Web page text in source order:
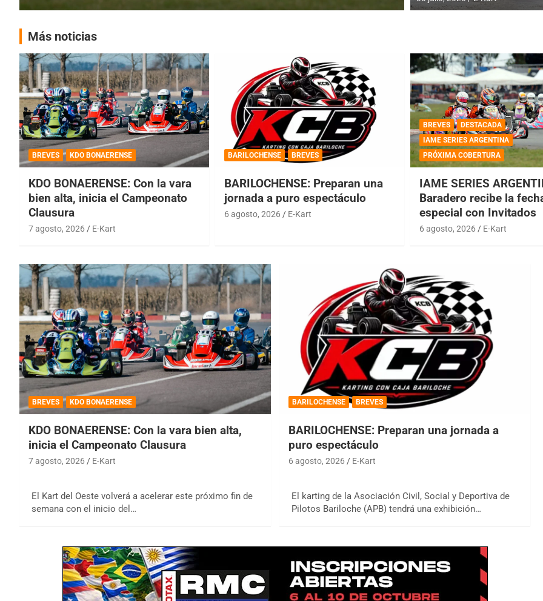
Más noticias
BREVES KDO BONAERENSE
KDO BONAERENSE: Con la vara
bien alta, inicia el Campeonato
Clausura
7 agosto, 2026 E-Kart
BARILOCHENSE BREVES
BARILOCHENSE: Preparan una
jornada a puro espectáculo
6 agosto, 2026 E-Kart
BREVES
DESTACADA
IAME SERIES ARGENTINA
PRÓXIMA COBERTURA
IAME SERIES
Baradero recibe la
especial con Invitados
6 agosto, 2026 E-Kart
BREVES KDO BONAERENSE
KDO BONAERENSE: Con la vara bien alta,
inicia el Campeonato Clausura
7 agosto, 2026 E-Kart
El Kart del Oeste volverá a acelerar este próximo fin de
semana con el inicio del…
BARILOCHENSE BREVES
BARILOCHENSE: Preparan una jornada a
puro espectáculo
6 agosto, 2026 E-Kart
El karting de la Asociación Civil, Social y Deportiva de
Pilotos Bariloche (APB) tendrá una exhibición…